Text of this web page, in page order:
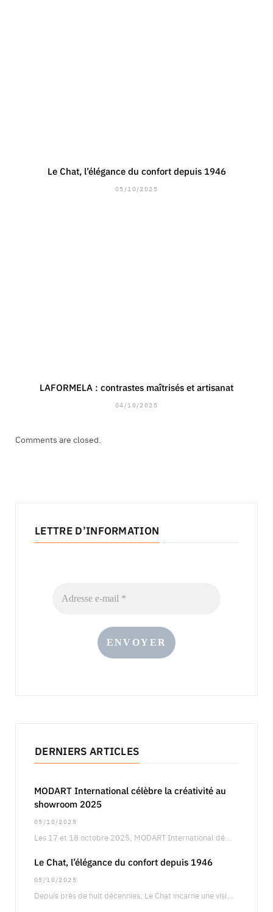
Le Chat, l’élégance du confort depuis 1946
05/10/2025
LAFORMELA : contrastes maîtrisés et artisanat
04/10/2025
Comments are closed.
LETTRE D’INFORMATION
DERNIERS ARTICLES
MODART International célèbre la créativité au
showroom 2025
05/10/2025
Le Chat, l’élégance du confort depuis 1946
05/10/2025